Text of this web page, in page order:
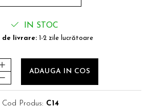
IN STOC
de livrare: 1-2 zile lucrătoare
ADAUGA IN COS
Cod Produs: C14